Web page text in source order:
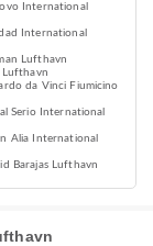
International
International
Lufthavn
Lufthavn
da Vinci Fiumicino
Serio International
Alia International
Barajas Lufthavn